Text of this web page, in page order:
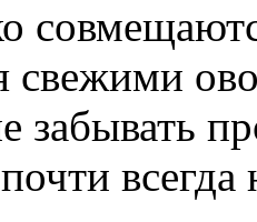
свежими
забывать
всегда